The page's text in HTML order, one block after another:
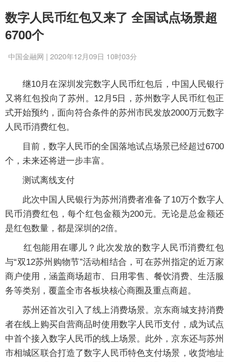
数字人民币红包又来了 全国试点场景超
6700个
中国金融网 | 2020年12月09日 10时03分
继10月在深圳发完数字人民币红包后，中国人民银行
又将红包投向了苏州。12月5日，苏州数字人民币红包正
式开始预约，面向符合条件的苏州市民发放2000万元数字
人民币消费红包。
目前，数字人民币的全国落地试点场景已经超过6700
个，未来还将进一步丰富。
测试离线支付
此次中国人民银行为苏州消费者准备了10万个数字人
民币消费红包，每个红包金额为200元。无论是总金额还
是红包数量，都是深圳的2倍。
红包能用在哪儿？此次发放的数字人民币消费红包
与“双12苏州购物节”活动相结合，可在苏州指定的近万家
商户使用，涵盖商场超市、日用零售、餐饮消费、生活服
务等类别，覆盖全市各板块核心商圈及重点商超。
苏州还首次引入了线上消费场景。京东商城支持消费
者在线上购买自营商品时使用数字人民币支付，成为试点
中首个接入数字人民币的线上场景。此外，京东还与苏州
市相城区联合打造了数字人民币特色支付场景，收货地址